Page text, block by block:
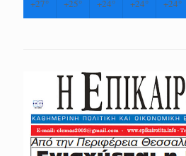
+27° +25° +24° +24° +24°